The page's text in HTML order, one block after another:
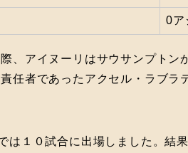
0ア
、アイヌーリはサウサンプトン
任者であったアクセル・ラブラ
は１０試合に出場しました。結